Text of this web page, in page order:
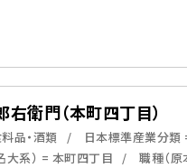
衛門（本町四丁目）
品・酒類 日本標準産業分類
大系） = 本町四丁目
職種（